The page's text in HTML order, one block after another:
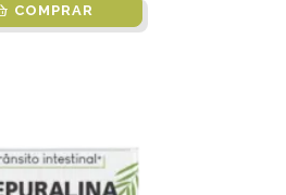
COMPRAR